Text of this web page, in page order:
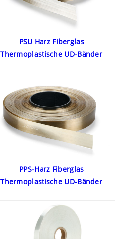
PSU Harz Fiberglas
Thermoplastische UD-Bänder
PPS-Harz Fiberglas
Thermoplastische UD-Bänder